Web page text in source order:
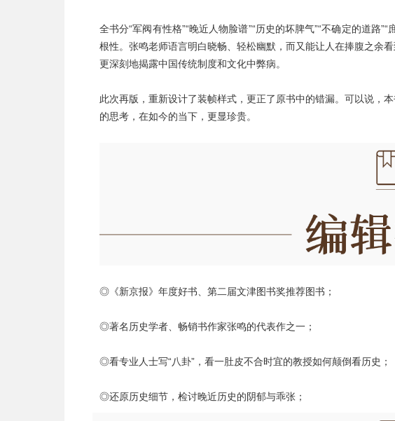
全书分“军阀有性格”“晚近人物脸谱”“历史的坏脾气”“不确定的道路
根性。张鸣老师语言明白晓畅、轻松幽默，而又能让人在捧腹之余
更深刻地揭露中国传统制度和文化中弊病。
此次再版，重新设计了装帧样式，更正了原书中的错漏。可以说，
的思考，在如今的当下，更显珍贵。
◎《新京报》年度好书、第二届文津图书奖推荐图书；
◎著名历史学者、畅销书作家张鸣的代表作之一；
◎看专业人士写“八卦”，看一肚皮不合时宜的教授如何颠倒看历史；
◎还原历史细节，检讨晚近历史的阴郁与乖张；